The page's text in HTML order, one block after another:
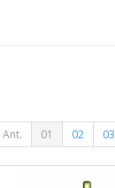
Ant. 01 02 03